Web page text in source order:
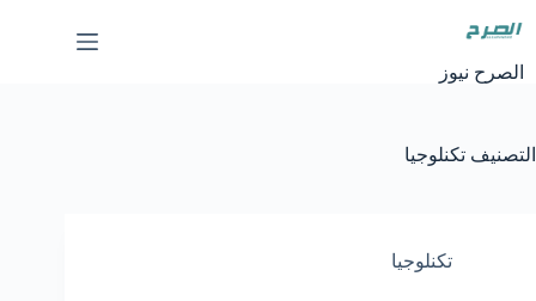
إلى
الصرح نيوز
التصنيف تكنلوجيا
تكنلوجيا